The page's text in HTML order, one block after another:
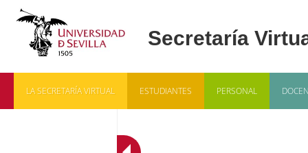
LA SECRETARÍA VIRTUAL ESTUDIANTES PERSONAL